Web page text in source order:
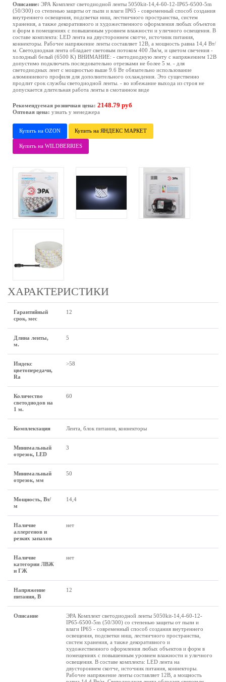
Описание: ЭРА Комплект светодиодной ленты 5050kit-14,4-60-12-IP65-6500-5m
(50/300) со степенью защиты от пыли и влаги IP65 - современный способ создания
внутреннего освещения, подсветки ниш, лестничного пространства, систем
хранения, а также декоративного и художественного оформления любых объектов
и форм в помещениях с повышенным уровнем влажности и уличного освещения. В
составе комплекта: LED лента на двустороннем скотче, источник питания,
коннекторы. Рабочее напряжение ленты составляет 12В, а мощность равна 14,4 Вт/
м. Светодиодная лента обладает световым потоком 400 Лм/м, и цветом свечения -
холодный белый (6500 K) ВНИМАНИЕ: - светодиодную ленту с напряжением 12В
допустимо подключать последовательно отрезками не более 5 м. - для
светодиодных лент с мощностью выше 9.6 Вт обязательно использование
алюминиевого профиля для дополнительного охлаждения. Это существенно
продлит срок службы светодиодной ленты. - во избежание выхода из строя не
допускается длительная работа ленты в смотанном виде
Рекомендуемая розничная цена: 2148.79 руб
Оптовая цена: узнать у менеджера
Купить на OZON Купить на ЯНДЕКС МАРКЕТ
Купить на WILDBERRIES
ХАРАКТЕРИСТИКИ
Гарантийный
срок, мес
12
Длина ленты,
м.
5
Индекс
цветопередачи,
Ra
>58
Количество
светодиодов на
1 м.
60
Комплектация Лента, блок питания, коннекторы
Минимальный
отрезок, LED
3
Минимальный
отрезок, мм
50
Мощность, Вт/
м
14,4
Наличие
аллергенов и
резких запахов
нет
Наличие
категории ЛВЖ
и ГЖ
нет
Напряжение
питания, В
12
Описание
ЭРА Комплект светодиодной ленты 5050kit-14,4-60-12-
IP65-6500-5m (50/300) со степенью защиты от пыли и
влаги IP65 - современный способ создания внутреннего
освещения, подсветки ниш, лестничного пространства,
систем хранения, а также декоративного и
художественного оформления любых объектов и форм в
помещениях с повышенным уровнем влажности и уличного
освещения. В составе комплекта: LED лента на
двустороннем скотче, источник питания, коннекторы.
Рабочее напряжение ленты составляет 12В, а мощность